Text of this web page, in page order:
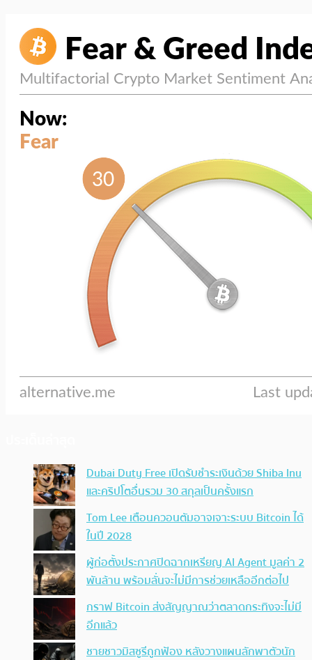
Dubai Duty Free เปิดรับชำระเงินด้วย Shiba Inu
และคริปโตอื่นรวม 30 สกุลเป็นครั้งแรก
Tom Lee เตือนควอนตัมอาจเจาะระบบ Bitcoin ได้
ในปี 2028
ผู้ก่อตั้งประกาศปิดฉากเหรียญ AI Agent มูลค่า 2
พันล้าน พร้อมลั่นจะไม่มีการช่วยเหลืออีกต่อไป
กราฟ Bitcoin ส่งสัญญาณว่าตลาดกระทิงจะไม่มี
อีกแล้ว
ชายชาวมิสซูรีถูกฟ้อง หลังวางแผนลักพาตัวนัก